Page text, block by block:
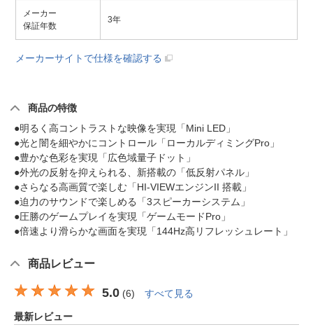
メーカー
保証年数
3年
メーカーサイトで仕様を確認する
商品の特徴
●明るく高コントラストな映像を実現「Mini LED」
●光と闇を細やかにコントロール「ローカルディミングPro」
●豊かな色彩を実現「広色域量子ドット」
●外光の反射を抑えられる、新搭載の「低反射パネル」
●さらなる高画質で楽しむ「HI-VIEWエンジンII 搭載」
●迫力のサウンドで楽しめる「3スピーカーシステム」
●圧勝のゲームプレイを実現「ゲームモードPro」
●倍速より滑らかな画面を実現「144Hz高リフレッシュレート」
商品レビュー
5.0 (6) すべて見る
最新レビュー